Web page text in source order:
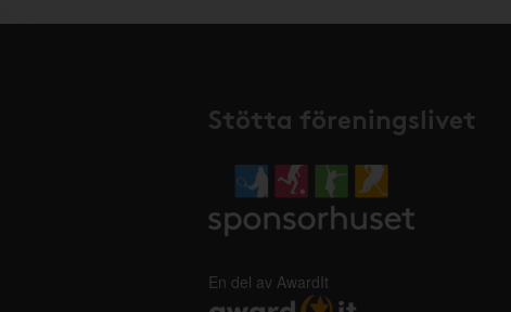
Stötta föreningslivet
En del av AwardIt